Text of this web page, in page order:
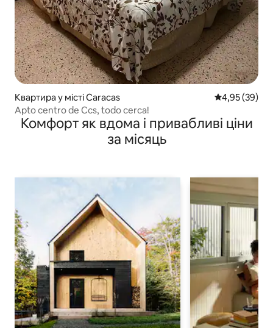
Квартира у місті Caracas Середня
4,95 (39)
Apto centro de Ccs, todo cerca!
Комфорт як вдома і привабливі ціни
за місяць